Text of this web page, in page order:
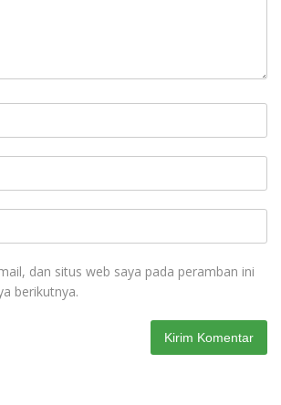
dan situs web saya pada peramban ini
berikutnya.